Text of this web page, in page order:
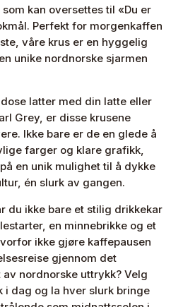
kan oversettes til «Du er
Perfekt for morgenkaffen
våre krus er en hyggelig
unike nordnorske sjarmen
latter med din latte eller
Grey, er disse krusene
Ikke bare er de en glede å
farger og klare grafikk,
en unik mulighet til å dykke
én slurk av gangen.
du ikke bare et stilig drikkekar
en minnebrikke og et
ikke gjøre kaffepausen
gjennom det
nordnorske uttrykk? Velg
dag og la hver slurk bringe